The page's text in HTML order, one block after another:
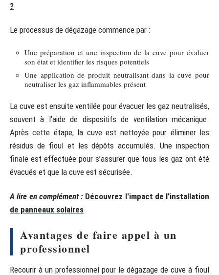
?
Le processus de dégazage commence par :
Une préparation et une inspection de la cuve pour évaluer
son état et identifier les risques potentiels
Une application de produit neutralisant dans la cuve pour
neutraliser les gaz inflammables présent
La cuve est ensuite ventilée pour évacuer les gaz neutralisés,
souvent à l’aide de dispositifs de ventilation mécanique.
Après cette étape, la cuve est nettoyée pour éliminer les
résidus de fioul et les dépôts accumulés. Une inspection
finale est effectuée pour s’assurer que tous les gaz ont été
évacués et que la cuve est sécurisée.
A lire en complément : Découvrez l'impact de l'installation
de panneaux solaires
Avantages de faire appel à un
professionnel
Recourir à un professionnel pour le dégazage de cuve à fioul